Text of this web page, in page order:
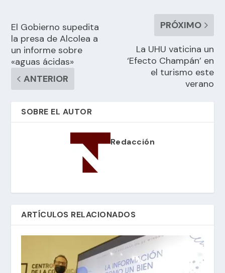
El Gobierno supedita
la presa de Alcolea a
un informe sobre
«aguas ácidas»
ANTERIOR
PRÓXIMO
La UHU vaticina un
‘Efecto Champán’ en
el turismo este
verano
SOBRE EL AUTOR
Redacción
ARTÍCULOS RELACIONADOS